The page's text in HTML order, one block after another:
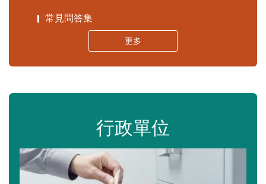
常見問答集
更多
行政單位